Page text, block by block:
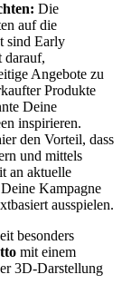
Die
auf die
sind Early
darauf,
Angebote zu
Produkte
Deine
inspirieren.
den Vorteil, dass
und mittels
an aktuelle
Kampagne
ausspielen.
besonders
mit einem
3D-Darstellung